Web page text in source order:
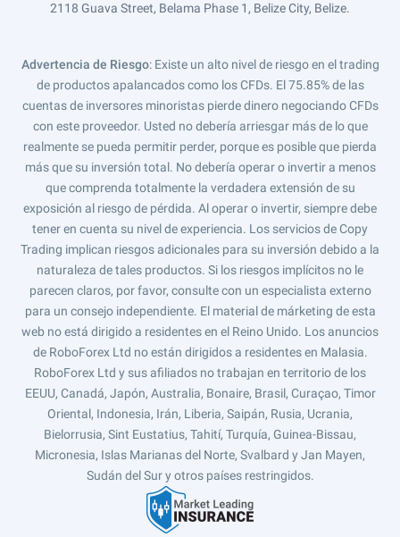
2118 Guava Street, Belama Phase 1, Belize City, Belize.
Advertencia de Riesgo: Existe un alto nivel de riesgo en el trading
de productos apalancados como los CFDs. El 75.85% de las
cuentas de inversores minoristas pierde dinero negociando CFDs
con este proveedor. Usted no debería arriesgar más de lo que
realmente se pueda permitir perder, porque es posible que pierda
más que su inversión total. No debería operar o invertir a menos
que comprenda totalmente la verdadera extensión de su
exposición al riesgo de pérdida. Al operar o invertir, siempre debe
tener en cuenta su nivel de experiencia. Los servicios de Copy
Trading implican riesgos adicionales para su inversión debido a la
naturaleza de tales productos. Si los riesgos implícitos no le
parecen claros, por favor, consulte con un especialista externo
para un consejo independiente. El material de márketing de esta
web no está dirigido a residentes en el Reino Unido. Los anuncios
de RoboForex Ltd no están dirigidos a residentes en Malasia.
RoboForex Ltd y sus afiliados no trabajan en territorio de los
EEUU, Canadá, Japón, Australia, Bonaire, Brasil, Curaçao, Timor
Oriental, Indonesia, Irán, Liberia, Saipán, Rusia, Ucrania,
Bielorrusia, Sint Eustatius, Tahití, Turquía, Guinea-Bissau,
Micronesia, Islas Marianas del Norte, Svalbard y Jan Mayen,
Sudán del Sur y otros países restringidos.